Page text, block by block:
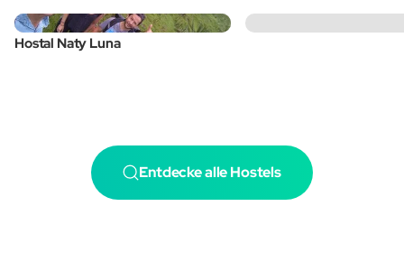
Hostal Naty Luna
Entdecke alle Hostels